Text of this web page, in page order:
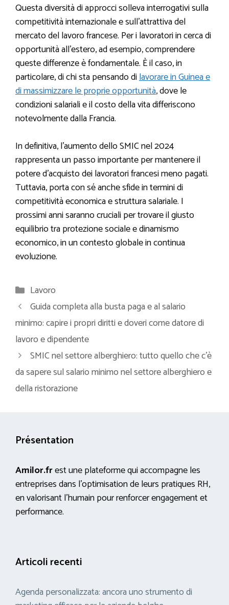
Questa diversità di approcci solleva interrogativi sulla
competitività internazionale e sull’attrattiva del
mercato del lavoro francese. Per i lavoratori in cerca di
opportunità all’estero, ad esempio, comprendere
queste differenze è fondamentale. È il caso, in
particolare, di chi sta pensando dilavorare in Guinea e
di massimizzare le proprie opportunità, dove le
condizioni salariali e il costo della vita differiscono
notevolmente dalla Francia.
In definitiva, l’aumento dello SMIC nel 2024
rappresenta un passo importante per mantenere il
potere d’acquisto dei lavoratori francesi meno pagati.
Tuttavia, porta con sé anche sfide in termini di
competitività economica e struttura salariale. I
prossimi anni saranno cruciali per trovare il giusto
equilibrio tra protezione sociale e dinamismo
economico, in un contesto globale in continua
evoluzione.
Categorie
Lavoro
Guida completa alla busta paga e al salario
minimo: capire i propri diritti e doveri come datore di
lavoro e dipendente
SMIC nel settore alberghiero: tutto quello che c’è
da sapere sul salario minimo nel settore alberghiero e
della ristorazione
Présentation
Amilor.frest une plateforme qui accompagne les
entreprises dans l’optimisation de leurs pratiques RH,
en valorisant l’humain pour renforcer engagement et
performance.
Articoli recenti
Agenda personalizzata: ancora uno strumento di